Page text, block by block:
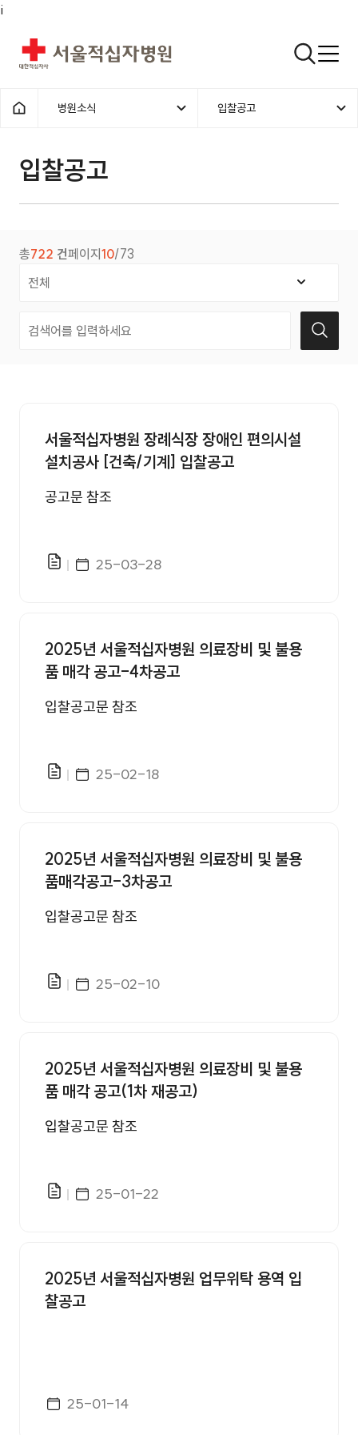
i
서울적십자병원 검색열기
홈으로 1차메뉴
병원소식 2차메뉴
입찰공고
입찰공고 | 병원소식 |
입찰공고
총722 건페이지 10/73
검색어 입력
서울적십자병원 장례식장 장애인 편의시설
설치공사 [건축/기계] 입찰공고
공고문 참조
파일있음게시일자
25-03-28
2025년 서울적십자병원 의료장비 및 불용
품 매각 공고-4차공고
입찰공고문 참조
파일있음게시일자
25-02-18
2025년 서울적십자병원 의료장비 및 불용
품매각공고-3차공고
입찰공고문 참조
파일있음게시일자
25-02-10
2025년 서울적십자병원 의료장비 및 불용
품 매각 공고(1차 재공고)
입찰공고문 참조
파일있음게시일자
25-01-22
2025년 서울적십자병원 업무위탁 용역 입
찰공고
게시일자
25-01-14